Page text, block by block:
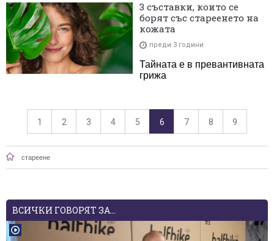
3 съставки, които се
борят със стареенето на
кожата
преди 3 години
Тайната е в превантивната
грижа
1 2 3 4 5 6 7 8 9
стареене
ВСИЧКИ ГОВОРЯТ ЗА...